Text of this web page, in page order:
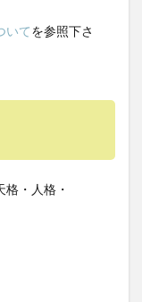
いてを参照下さ
・人格・